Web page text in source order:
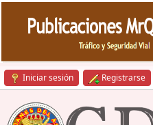
Iniciar sesión Registrarse